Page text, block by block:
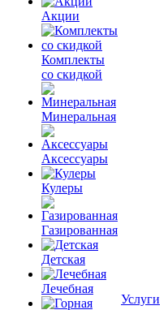
Акции
Комплекты
со скидкой
Минеральная
Аксессуары
Кулеры
Газированная
Детская
Лечебная
Услуги